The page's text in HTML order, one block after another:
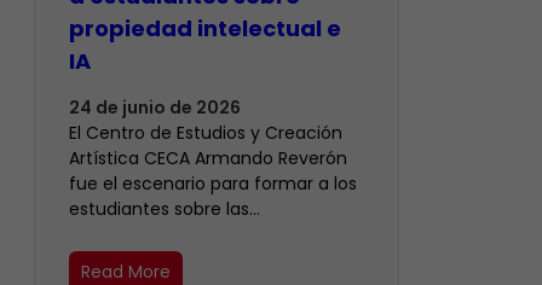
propiedad intelectual e
IA
24 de junio de 2026
El Centro de Estudios y Creación
Artística CECA Armando Reverón
fue el escenario para formar a los
estudiantes sobre las…
Read More